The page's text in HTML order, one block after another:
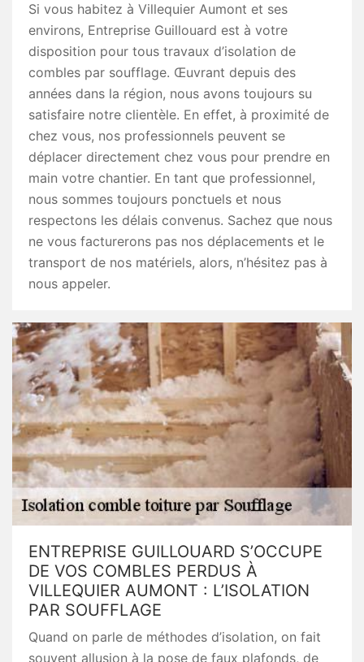
Si vous habitez à Villequier Aumont et ses
environs, Entreprise Guillouard est à votre
disposition pour tous travaux d’isolation de
combles par soufflage. Œuvrant depuis des
années dans la région, nous avons toujours su
satisfaire notre clientèle. En effet, à proximité de
chez vous, nos professionnels peuvent se
déplacer directement chez vous pour prendre en
main votre chantier. En tant que professionnel,
nous sommes toujours ponctuels et nous
respectons les délais convenus. Sachez que nous
ne vous facturerons pas nos déplacements et le
transport de nos matériels, alors, n’hésitez pas à
nous appeler.
ENTREPRISE GUILLOUARD S’OCCUPE
DE VOS COMBLES PERDUS À
VILLEQUIER AUMONT : L’ISOLATION
PAR SOUFFLAGE
Quand on parle de méthodes d’isolation, on fait
souvent allusion à la pose de faux plafonds, de